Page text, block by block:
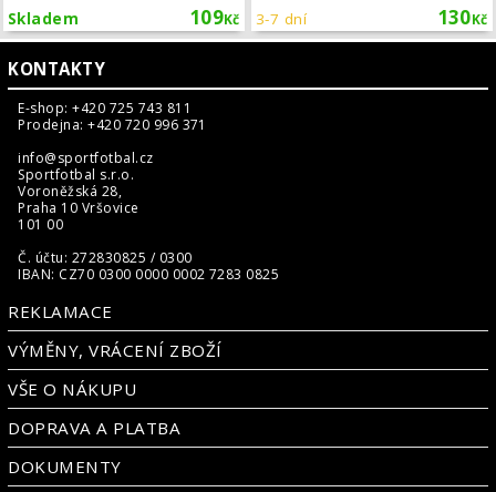
109Kč
Skladem 130Kč
3-7 dní
KONTAKTY
E-shop: +420 725 743 811
Prodejna: +420 720 996 371
info@sportfotbal.cz
Sportfotbal s.r.o.
Voroněžská 28,
Praha 10 Vršovice
101 00
Č. účtu: 272830825 / 0300
IBAN: CZ70 0300 0000 0002 7283 0825
REKLAMACE
VÝMĚNY, VRÁCENÍ ZBOŽÍ
VŠE O NÁKUPU
DOPRAVA A PLATBA
DOKUMENTY